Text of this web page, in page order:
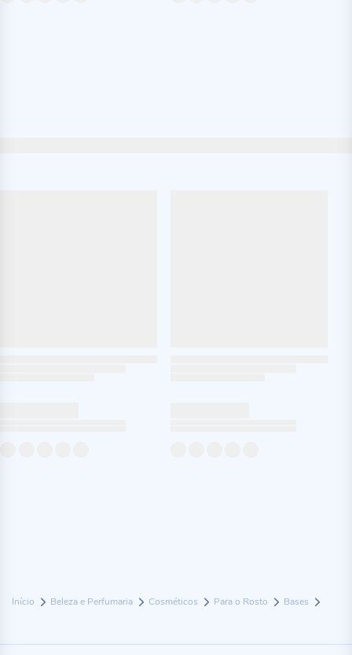
Início Beleza e Perfumaria Cosméticos Para o Rosto Bases